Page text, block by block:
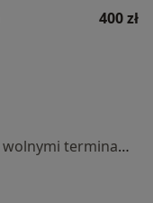
400 zł
Brak dostępnych specjalistów z wolnymi terminami w tym centrum medycznym.